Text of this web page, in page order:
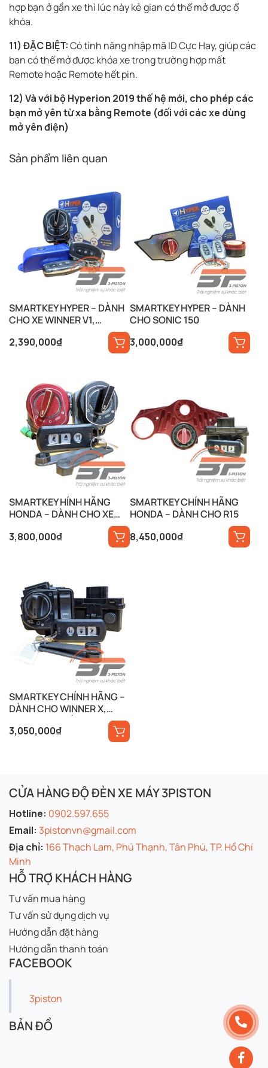
hợp bạn ở gần xe thì lúc này kẻ gian có thể mở được ổ
khóa.
11) ĐẶC BIỆT:Có tính năng nhập mã ID Cực Hay, giúp các
bạn có thể mở được khóa xe trong trường hợp mất
Remote hoặc Remote hết pin.
12) Và với bộ Hyperion 2019 thế hệ mới, cho phép các
bạn mở yên từ xa bằng Remote (đối với các xe dùng
mở yên điện)
Sản phẩm liên quan
SMARTKEY HYPER – DÀNH
CHO XE WINNER V1,
2,390,000₫
SMARTKEY HYPER – DÀNH
CHO SONIC 150
3,000,000₫
SMARTKEY HÍNH HÃNG
HONDA – DÀNH CHO XE
WAVE,…
3,800,000₫
SMARTKEY CHÍNH HÃNG
HONDA – DÀNH CHO R15
8,450,000₫
SMARTKEY CHÍNH HÃNG –
DÀNH CHO WINNER X,
VARIO,SH,SH Ý….
3,050,000₫
CỬA HÀNG ĐỘ ĐÈN XE MÁY 3PISTON
Hotline: 0902.597.655
Email: 3pistonvn@gmail.com
Địa chỉ: 166 Thạch Lam, Phú Thạnh, Tân Phú, TP. Hồ Chí
Minh
HỖ TRỢ KHÁCH HÀNG
Tư vấn mua hàng
Tư vấn sử dụng dịch vụ
Hướng dẫn đặt hàng
Hướng dẫn thanh toán
FACEBOOK
3piston
BẢN ĐỒ